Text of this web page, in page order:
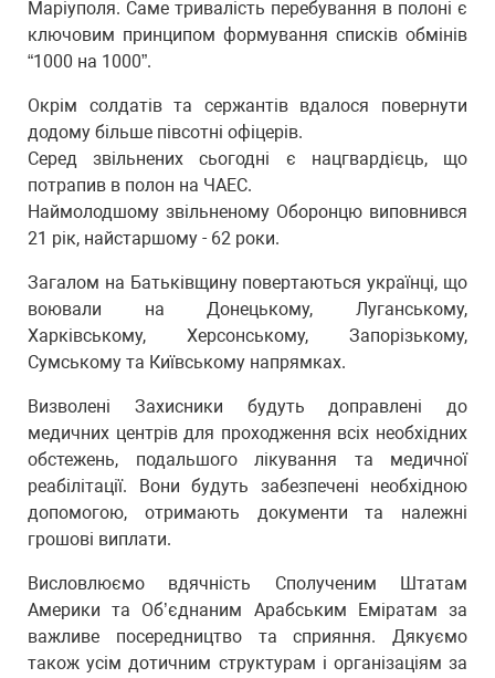
Маріуполя. Саме тривалість перебування в полоні є
ключовим принципом формування списків обмінів
“1000 на 1000”.
Окрім солдатів та сержантів вдалося повернути
додому більше півсотні офіцерів.
Серед звільнених сьогодні є нацгвардієць, що
потрапив в полон на ЧАЕС.
Наймолодшому звільненому Оборонцю виповнився
21 рік, найстаршому - 62 роки.
Загалом на Батьківщину повертаються українці, що
воювали на Донецькому, Луганському,
Харківському, Херсонському, Запорізькому,
Сумському та Київському напрямках.
Визволені Захисники будуть доправлені до
медичних центрів для проходження всіх необхідних
обстежень, подальшого лікування та медичної
реабілітації. Вони будуть забезпечені необхідною
допомогою, отримають документи та належні
грошові виплати.
Висловлюємо вдячність Сполученим Штатам
Америки та Об’єднаним Арабським Еміратам за
важливе посередництво та сприяння. Дякуємо
також усім дотичним структурам і організаціям за